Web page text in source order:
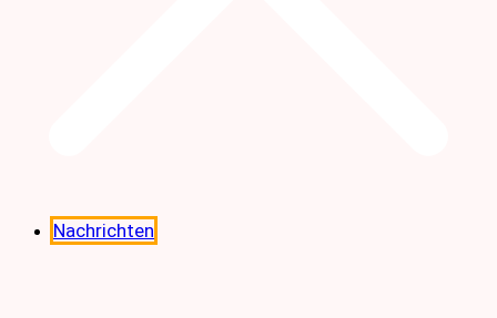
Nachrichten